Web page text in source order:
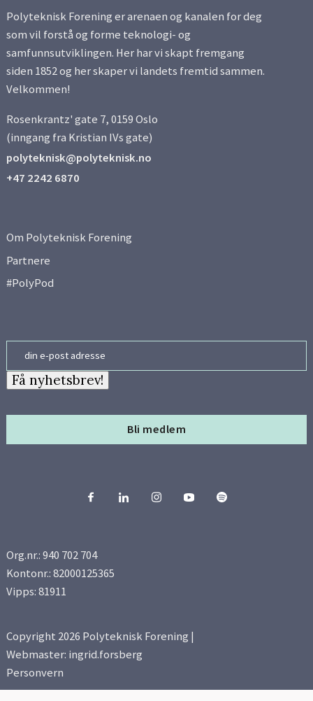
Polyteknisk Forening er arenaen og kanalen for deg
som vil forstå og forme teknologi- og
samfunnsutviklingen. Her har vi skapt fremgang
siden 1852 og her skaper vi landets fremtid sammen.
Velkommen!
Rosenkrantz' gate 7, 0159 Oslo
(inngang fra Kristian IVs gate)
polyteknisk@polyteknisk.no
+47 2242 6870
Om Polyteknisk Forening
Partnere
#PolyPod
Bli medlem
Få nyhetsbrev!
Org.nr.: 940 702 704
Kontonr.: 82000125365
Vipps: 81911
Copyright 2026 Polyteknisk Forening |
Webmaster: ingrid.forsberg
Personvern